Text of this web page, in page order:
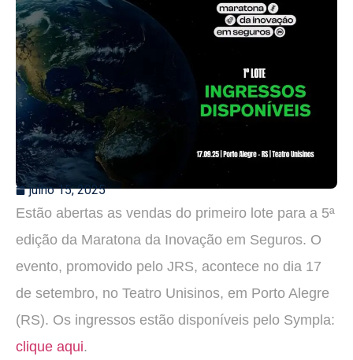
julho 15, 2025
Estão abertas as vendas do primeiro lote para a 5ª
edição da Maratona da Inovação em Seguros. O
evento, promovido pelo JRS, acontece no dia 17
de setembro, no Teatro Unisinos, em Porto Alegre
(RS). Os ingressos estão disponíveis pelo Sympla:
clique aqui.